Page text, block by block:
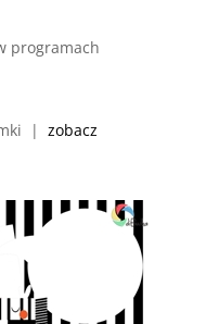
programach
| zobacz